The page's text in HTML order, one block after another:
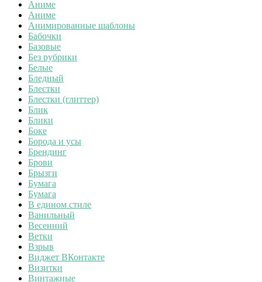
Аниме
Аниме
Анимированные шаблоны
Бабочки
Базовые
Без рубрики
Белые
Бледный
Блестки
Блестки (глиттер)
Блик
Блики
Боке
Борода и усы
Брендинг
Брови
Брызги
Бумага
Бумага
В едином стиле
Ванильный
Весенний
Ветки
Взрыв
Виджет ВКонтакте
Визитки
Винтажные